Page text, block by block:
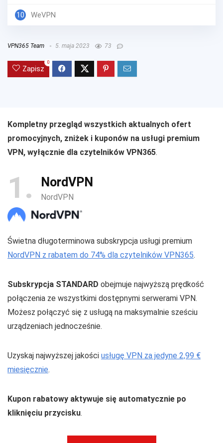
10 WeVPN
VPN365 Team 5. maja 2023 73
Zapisz
0
Kompletny przegląd wszystkich aktualnych ofert
promocyjnych, zniżek i kuponów na usługi premium
VPN, wyłącznie dla czytelników VPN365.
1 NordVPN
NordVPN
Świetna długoterminowa subskrypcja usługi premium
NordVPN z rabatem do 74% dla czytelników VPN365.
Subskrypcja STANDARD obejmuje najwyższą prędkość
połączenia ze wszystkimi dostępnymi serwerami VPN.
Możesz połączyć się z usługą na maksymalnie sześciu
urządzeniach jednocześnie.
Uzyskaj najwyższej jakości usługę VPN za jedyne 2,99 €
miesięcznie.
Kupon rabatowy aktywuje się automatycznie po
kliknięciu przycisku.